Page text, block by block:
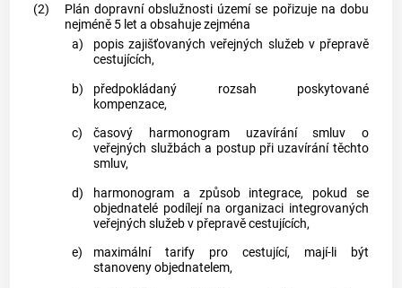
(2)
Plándopravní obslužnosti území se pořizuje na dobu
nejméně 5 let a obsahuje zejména
a)
popis zajišťovaných veřejných služeb v přepravě
cestujících,
b)
předpokládaný rozsah poskytované
kompenzace,
c)
časový harmonogram uzavírání smluv o
veřejných službách a postup při uzavírání těchto
smluv,
d)
harmonogram a způsob integrace, pokud se
objednatelé podílejí na organizaci integrovaných
veřejných služebv přepravě cestujících,
e)
maximální tarify pro cestující, mají-li být
stanoveny objednatelem,